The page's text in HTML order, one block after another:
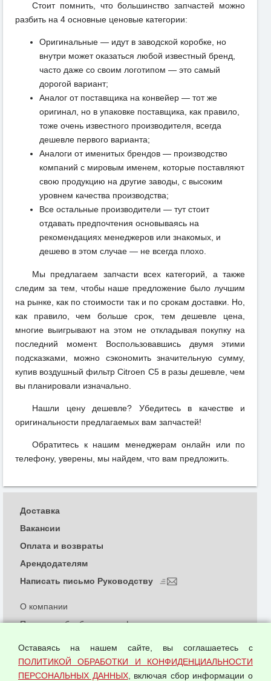
Стоит помнить, что большинство запчастей можно
разбить на 4 основные ценовые категории:
Оригинальные — идут в заводской коробке, но
внутри может оказаться любой известный бренд,
часто даже со своим логотипом — это самый
дорогой вариант;
Аналог от поставщика на конвейер — тот же
оригинал, но в упаковке поставщика, как правило,
тоже очень известного производителя, всегда
дешевле первого варианта;
Аналоги от именитых брендов — производство
компаний с мировым именем, которые поставляют
свою продукцию на другие заводы, с высоким
уровнем качества производства;
Все остальные производители — тут стоит
отдавать предпочтения основываясь на
рекомендациях менеджеров или знакомых, и
дешево в этом случае — не всегда плохо.
Мы предлагаем запчасти всех категорий, а также
следим за тем, чтобы наше предложение было лучшим
на рынке, как по стоимости так и по срокам доставки. Но,
как правило, чем больше срок, тем дешевле цена,
многие выигрывают на этом не откладывая покупку на
последний момент. Воспользовавшись двумя этими
подсказками, можно сэкономить значительную сумму,
купив воздушный фильтр Citroen C5 в разы дешевле, чем
вы планировали изначально.
Нашли цену дешевле? Убедитесь в качестве и
оригинальности предлагаемых вам запчастей!
Обратитесь к нашим менеджерам онлайн или по
телефону, уверены, мы найдем, что вам предложить.
О компании
Политика обработки и конфиденциальности
Согласием на обработку персональных данных
Оферта оптовой купли-продажи
Доставка
Вакансии
Оплата и возвраты
Арендодателям
Написать письмо Руководству
Оставаясь на нашем сайте, вы соглашаетесь с
ПОЛИТИКОЙ ОБРАБОТКИ И КОНФИДЕНЦИАЛЬНОСТИ
ПЕРСОНАЛЬНЫХ ДАННЫХ, включая сбор информации о